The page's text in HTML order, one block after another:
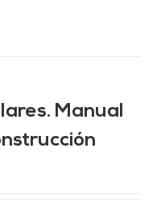
Manual